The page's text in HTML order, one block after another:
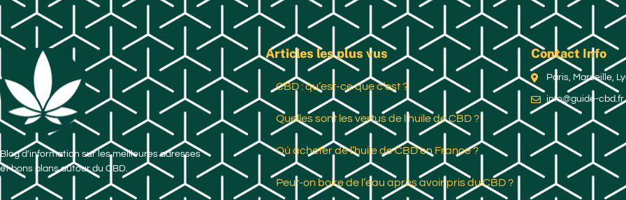
Blog d’information sur les meilleures adresses
et bons plans autour du CBD.
Articles les plus vus
CBD : qu’est-ce que c’est ?
Quelles sont les vertus de l’huile de CBD ?
Où acheter de l’huile de CBD en France ?
Peut-on boire de l’eau après avoir pris du CBD ?
Contact Info
Paris, Marseille,
info@guide-cbd.fr